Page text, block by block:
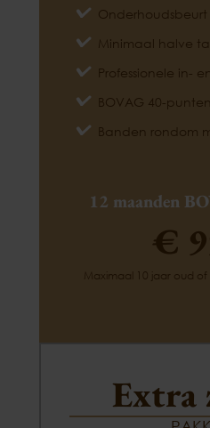
Onderhoudsbeurt
Minimaal halve
Professionele in-
BOVAG 40-
Banden rondom
12 maanden
€
Maximaal 10 jaar oud
Extra